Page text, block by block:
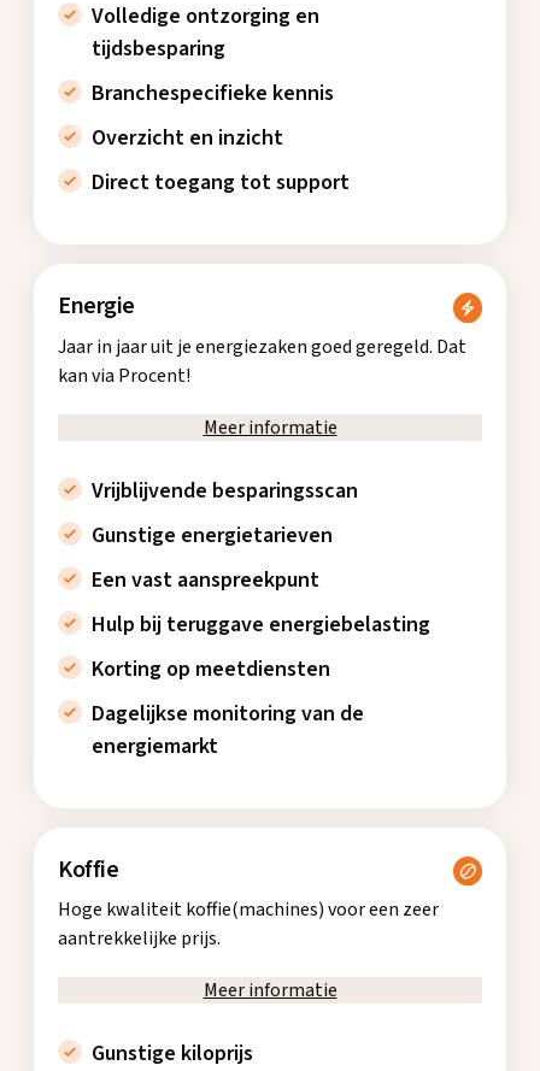
Volledige ontzorging en
tijdsbesparing
Branchespecifieke kennis
Overzicht en inzicht
Direct toegang tot support
Energie
Jaar in jaar uit je energiezaken goed geregeld. Dat
kan via Procent!
Meer informatie
Vrijblijvende besparingsscan
Gunstige energietarieven
Een vast aanspreekpunt
Hulp bij teruggave energiebelasting
Korting op meetdiensten
Dagelijkse monitoring van de
energiemarkt
Koffie
Hoge kwaliteit koffie(machines) voor een zeer
aantrekkelijke prijs.
Meer informatie
Gunstige kiloprijs